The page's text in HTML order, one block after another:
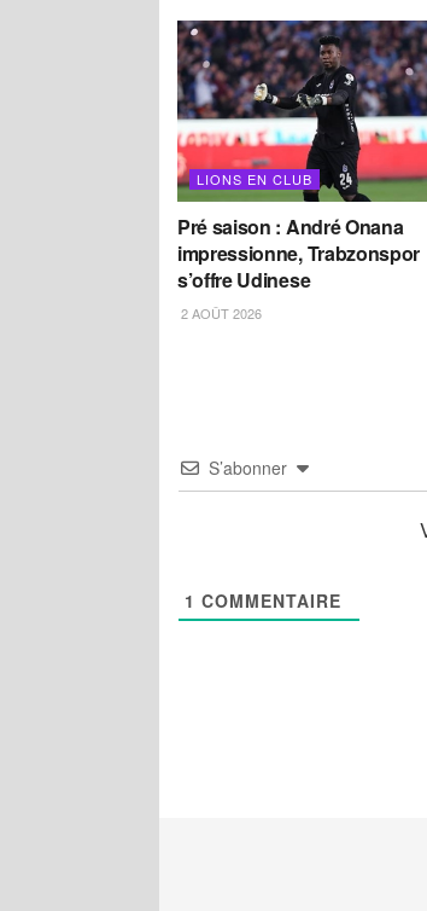
LIONS EN CLUB
Pré saison : André Onana
impressionne, Trabzonspor
s’offre Udinese
2 AOÛT 2026
S’abonner
1 COMMENTAIRE